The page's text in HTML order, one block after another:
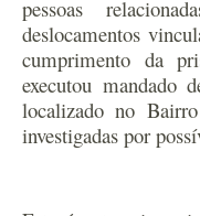
pessoas
deslocamentos
cumprimento da
executou mandado
localizado no
investigadas por